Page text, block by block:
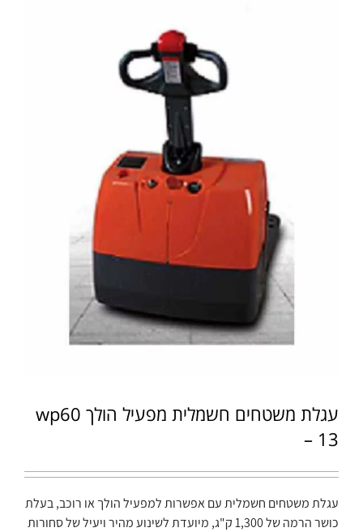
עגלת משטחים חשמלית מפעיל הולך wp60
– 13
עגלת משטחים חשמלית עם אפשרות למפעיל הולך או רוכב, בעלת
כושר הרמה של 1,300 ק"ג, מיועדת לשינוע מהיר ויעיל של סחורות